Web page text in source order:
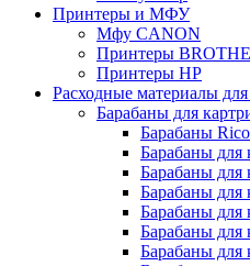
Принтеры и МФУ
Мфу CANON
Принтеры
Принтеры HP
Расходные материалы
Барабаны для
Барабаны
Барабаны для
Барабаны для
Барабаны для
Барабаны для
Барабаны для
Барабаны для